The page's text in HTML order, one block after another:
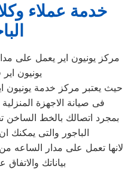
خدمة عملاء
مركز يونيون اير يعمل على
يونيون
حيث يعتبر مركز خدمة يونيون
فى صيانة الاجهزة
بمجرد اتصالك بالخط
الباجور والتى
لانها تعمل على مدار الساعه
بياناتك